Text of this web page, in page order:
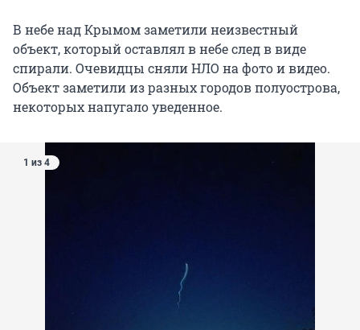
В небе над Крымом заметили неизвестный
объект, который оставлял в небе след в виде
спирали. Очевидцы сняли НЛО на фото и видео.
Объект заметили из разных городов полуострова,
некоторых напугало уведенное.
1 из 4